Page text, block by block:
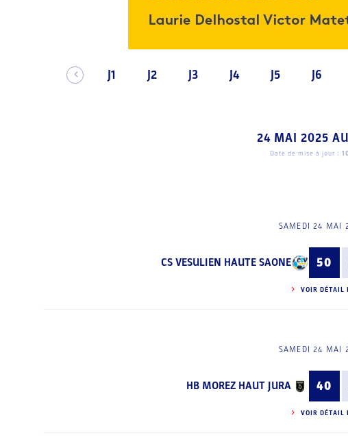
J1 J2 J3 J4 J5 J6
24 MAI 2025 AU
Date de mise à jour :
SAMEDI 24 MAI
CS VESULIEN HAUTE SAONE 50
VOIR DÉTAIL
SAMEDI 24 MAI
HB MOREZ HAUT JURA 40
VOIR DÉTAIL